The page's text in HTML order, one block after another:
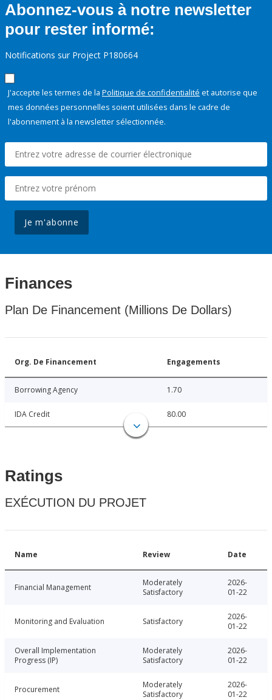
Abonnez-vous à notre newsletter
pour rester informé:
Notifications sur Project P180664
J'accepte les termes de la Politique de confidentialité et autorise que
mes données personnelles soient utilisées dans le cadre de
l'abonnement à la newsletter sélectionnée.
Je m'abonne
Finances
Plan De Financement (Millions De Dollars)
Org. De Financement Engagements
Borrowing Agency 1.70
IDA Credit 80.00
Ratings
EXÉCUTION DU PROJET
Name Review Date
Financial Management
Moderately
Satisfactory
2026-
01-22
Monitoring and Evaluation Satisfactory
2026-
01-22
Overall Implementation
Progress (IP)
Moderately
Satisfactory
2026-
01-22
Procurement
Moderately
Satisfactory
2026-
01-22